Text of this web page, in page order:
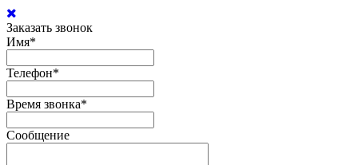
Заказать звонок
Имя*
Телефон*
Время звонка*
Сообщение